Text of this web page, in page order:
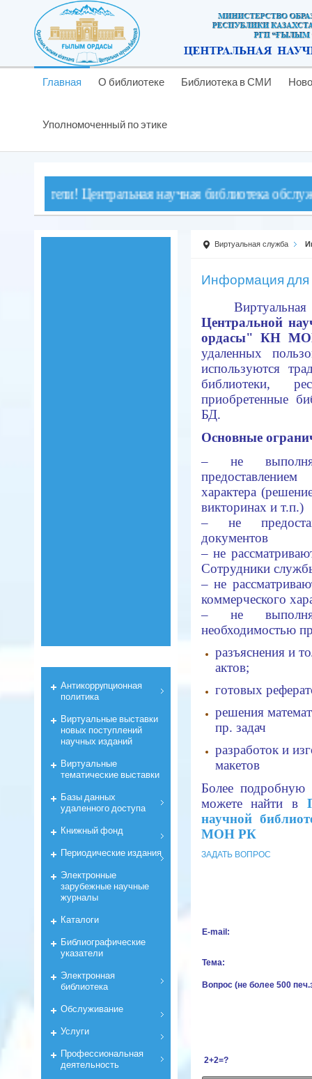
Главная О библиотеке Библиотека в СМИ
Уполномоченный по этике
Центральная научная библиотека
Виртуальная служба
Информация для
Центральной
ордасы" КН
удаленных
используются
библиотеки,
приобретенные
БД.
Основные
– не
характера
викторинах и т.п.)
– не
документов
– не
Сотрудники
– не
коммерческого
– не
необходимостью
разъяснения и
актов;
готовых
решения
пр. задач
разработок и
макетов
Более
можете найти в
научной
МОН РК
ЗАДАТЬ ВОПРОС
E-mail:
Тема:
Вопрос (не более 500
2+2=?
Антикоррyпционная
политика
Виртуальные выставки
новых поступлений
научных изданий
Виртуальные
тематические выставки
Базы данных
удаленного доступа
Книжный фонд
Периодические издания
Электронные
зарубежные научные
журналы
Каталоги
Библиографические
указатели
Электронная
библиотека
Обслуживание
Услуги
Профессиональная
деятельность